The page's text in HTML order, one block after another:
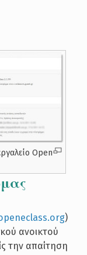
Open
)
ανοικτού
την απαίτηση